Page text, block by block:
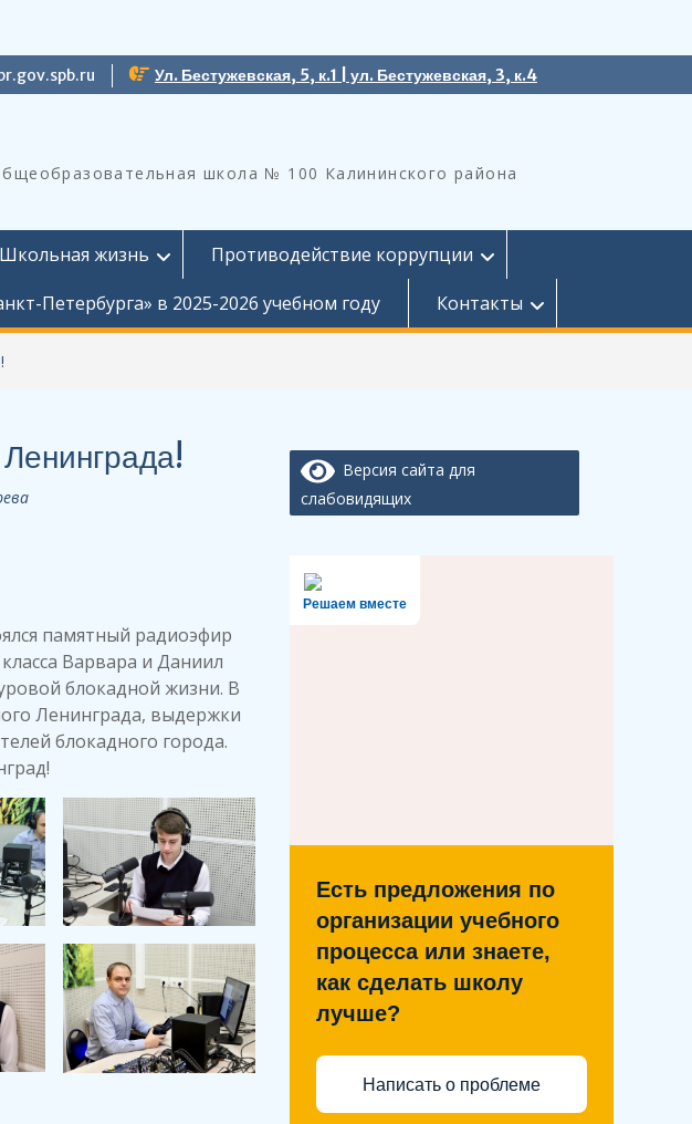
Ул. Бестужевская, 5, к.1 | ул. Бестужевская, 3, к.4
школа № 100 Калининского района
Школьная жизнь
Противодействие коррупции
Петербурга» в 2025-2026 учебном году Контакты
памятный радиоэфир
Варвара и Даниил
блокадной жизни. В
Ленинграда, выдержки
блокадного города.
Версия сайта для
слабовидящих
Решаем вместе
Есть предложения по
организации учебного
процесса или знаете,
как сделать школу
лучше?
Написать о проблеме